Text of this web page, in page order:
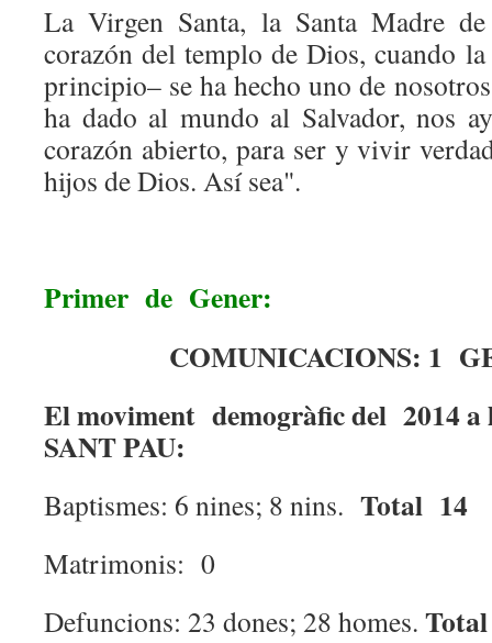
La Virgen Santa, la Santa Madre
corazón del templo de Dios, cuando
principio– se ha hecho uno de
ha dado al mundo al Salvador, nos
corazón abierto, para ser y vivir
hijos de Dios. Así sea".
Primer de Gener:
COMUNICACIONS: 1
El moviment demogràfic del 2014
SANT PAU:
Baptismes: 6 nines; 8 nins. Total 14
Matrimonis: 0
Defuncions: 23 dones; 28 homes.